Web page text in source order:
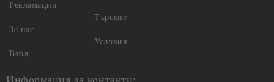
Рекламации
За нас
Вход
Търсене
Условия